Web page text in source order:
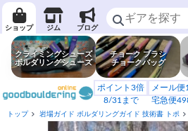
ショップ ジム ブログ
クライミングシューズ
ボルダリングシューズ
チョーク ブラシ
チョークバッグ
ポイント3倍
8/31まで
メール
宅急便
トップ 岩場ガイド ボルダリングガイド 技術書 トポ